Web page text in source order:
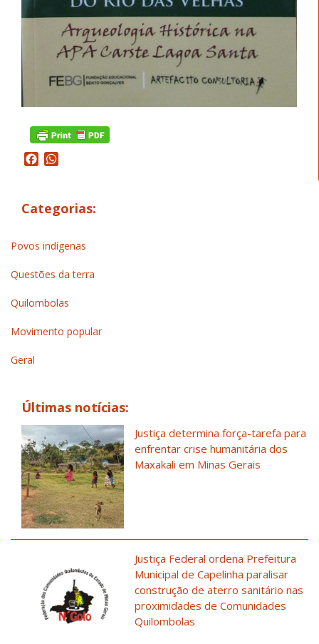
Facebook
Categorias:
Povos indígenas
Questões da terra
Quilombolas
Movimento popular
Geral
Últimas notícias:
Justiça determina força-tarefa para
enfrentar crise humanitária dos
Maxakali em Minas Gerais
Justiça Federal ordena Prefeitura
Municipal de Capelinha paralisar
construção de aterro sanitário nas
proximidades de Comunidades
Quilombolas